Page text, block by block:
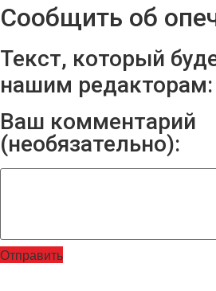
Сообщить об
Текст, который
нашим редакторам:
Ваш комментарий
(необязательно):
Отправить